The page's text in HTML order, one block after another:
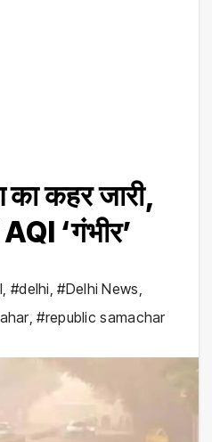
कहर जारी,
‘गंभीर’
#delhi ,#Delhi News
,#republic samachar